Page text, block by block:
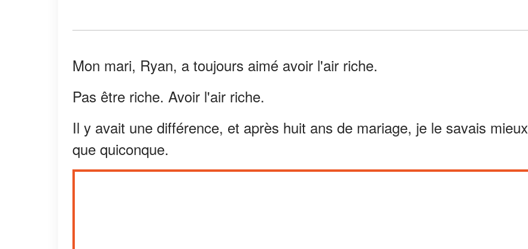
Mon mari, Ryan, a toujours aimé avoir l'air riche.
Pas être riche. Avoir l'air riche.
Il y avait une différence, et après huit ans de mariage, je le savais mieux
que quiconque.